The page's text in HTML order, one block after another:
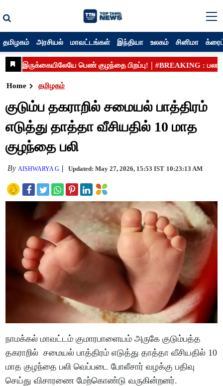
தமிழகம் அரசியல் மாவட்டங்கள் இந்தியா உலகம் சினிமா
Home தமிழகம்
குடும்ப தகராறில் சமையல் பாத்திரம்
எடுத்து தாத்தா வீசியதில் 10 மாத
குழந்தை பலி
By AISHWARYA G Updated: May 27, 2026, 15:53 IST 10:23:13 AM
நாமக்கல் மாவட்டம் குமாரபாளையம் அருகே குடும்பத்த
தகராறில் சமையல் பாத்திரம் எடுத்து தாத்தா வீசியதில் 10
மாத குழந்தை பலி வெப்படை போலீசார் வழக்கு பதிவு
செய்து விசாரணை மேற்கொண்டு வருகின்றனர்.